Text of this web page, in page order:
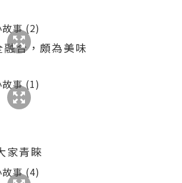
合，頗為美味
家青睞